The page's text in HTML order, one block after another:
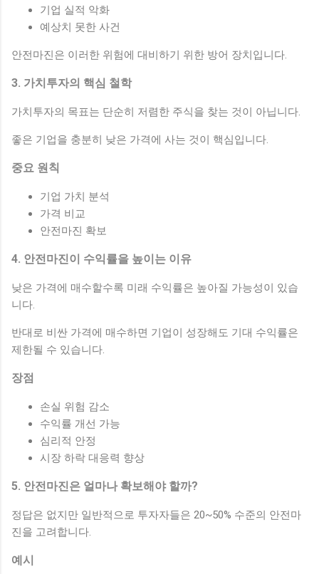
기업 실적 악화
예상치 못한 사건
안전마진은 이러한 위험에 대비하기 위한 방어 장치입니다.
3. 가치투자의 핵심 철학
가치투자의 목표는 단순히 저렴한 주식을 찾는 것이 아닙니다.
좋은 기업을 충분히 낮은 가격에 사는 것이 핵심입니다.
중요 원칙
기업 가치 분석
가격 비교
안전마진 확보
4. 안전마진이 수익률을 높이는 이유
낮은 가격에 매수할수록 미래 수익률은 높아질 가능성이 있습
니다.
반대로 비싼 가격에 매수하면 기업이 성장해도 기대 수익률은
제한될 수 있습니다.
장점
손실 위험 감소
수익률 개선 가능
심리적 안정
시장 하락 대응력 향상
5. 안전마진은 얼마나 확보해야 할까?
정답은 없지만 일반적으로 투자자들은 20~50% 수준의 안전마
진을 고려합니다.
예시